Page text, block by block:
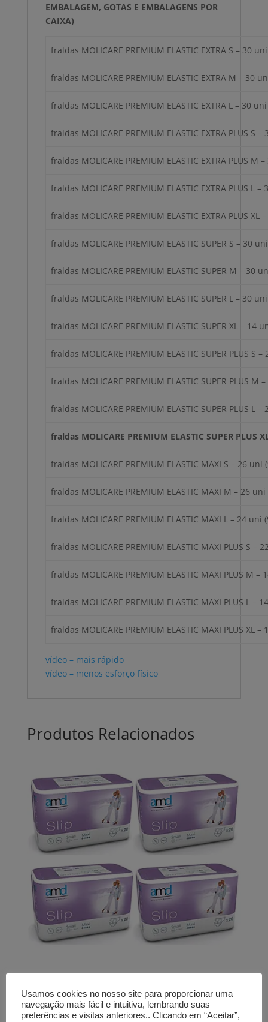
EMBALAGEM, GOTAS E EMBALAGENS POR
CAIXA)
fraldas MOLICARE PREMIUM ELASTIC EXTRA S – 30
fraldas MOLICARE PREMIUM ELASTIC EXTRA M – 30
fraldas MOLICARE PREMIUM ELASTIC EXTRA L – 30
fraldas MOLICARE PREMIUM ELASTIC EXTRA PLUS S –
fraldas MOLICARE PREMIUM ELASTIC EXTRA PLUS M
fraldas MOLICARE PREMIUM ELASTIC EXTRA PLUS L –
fraldas MOLICARE PREMIUM ELASTIC EXTRA PLUS XL
fraldas MOLICARE PREMIUM ELASTIC SUPER S – 30
fraldas MOLICARE PREMIUM ELASTIC SUPER M – 30
fraldas MOLICARE PREMIUM ELASTIC SUPER L – 30
fraldas MOLICARE PREMIUM ELASTIC SUPER XL – 14
fraldas MOLICARE PREMIUM ELASTIC SUPER PLUS S –
fraldas MOLICARE PREMIUM ELASTIC SUPER PLUS M
fraldas MOLICARE PREMIUM ELASTIC SUPER PLUS L –
fraldas MOLICARE PREMIUM ELASTIC SUPER PLUS
fraldas MOLICARE PREMIUM ELASTIC MAXI S – 26 uni
fraldas MOLICARE PREMIUM ELASTIC MAXI M – 26 uni
fraldas MOLICARE PREMIUM ELASTIC MAXI L – 24 uni
fraldas MOLICARE PREMIUM ELASTIC MAXI PLUS S –
fraldas MOLICARE PREMIUM ELASTIC MAXI PLUS M –
fraldas MOLICARE PREMIUM ELASTIC MAXI PLUS L –
fraldas MOLICARE PREMIUM ELASTIC MAXI PLUS XL –
vídeo – mais rápido
vídeo – menos esforço físico
Produtos Relacionados
Fraldas AMD
MAXI S
Usamos cookies no nosso site para proporcionar uma
navegação mais fácil e intuitiva, lembrando suas
preferências e visitas anteriores.. Clicando em “Aceitar”,